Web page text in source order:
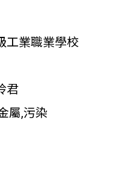
工業職業學校
君
屬,污染